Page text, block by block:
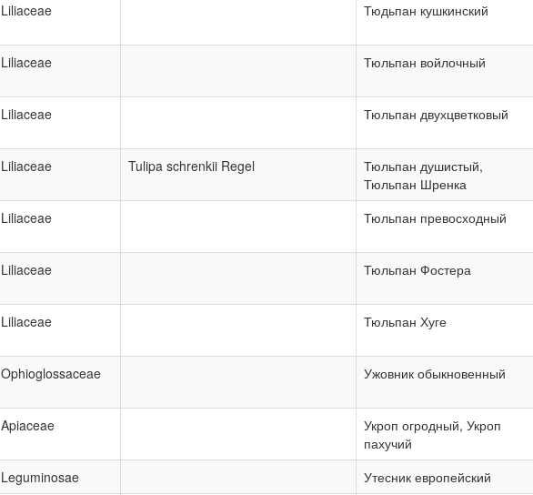
Liliaceae Тюдьпан кушкинский
Liliaceae Тюльпан войлочный
Liliaceae Тюльпан двухцветковый
Liliaceae Tulipa schrenkii Regel
Тюльпан душистый,
Тюльпан Шренка
Liliaceae Тюльпан превосходный
Liliaceae Тюльпан Фостера
Liliaceae Тюльпан Хуге
Ophioglossaceae Ужовник обыкновенный
Apiaceae
Укроп огродный, Укроп
пахучий
Leguminosae Утесник европейский